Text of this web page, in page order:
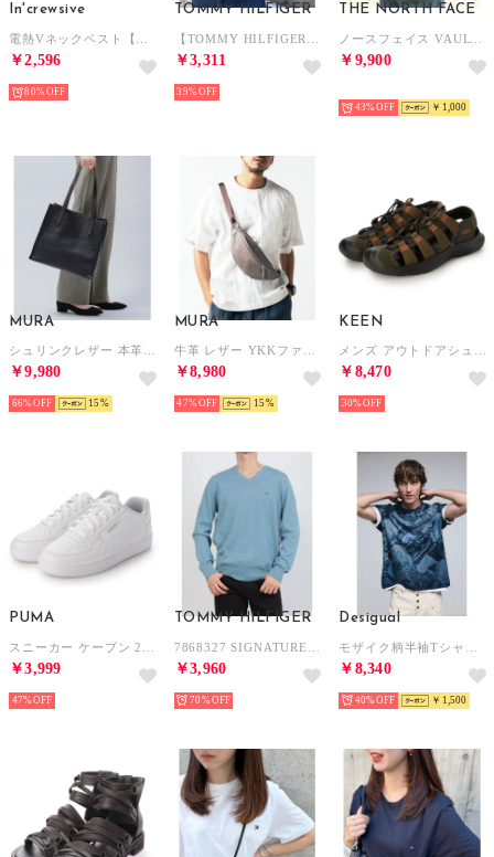
In'crewsive
￥2,596
80%
TOMMY HILFIGER
￥3,311
39%
THE NORTH FACE
￥9,900
43% ￥1,000
MURA
￥9,980
66% 15
MURA
￥8,980
47% 15
KEEN
￥8,470
30%
PUMA
￥3,999
47%
TOMMY HILFIGER
￥3,960
70%
Desigual
￥8,340
40% ￥1,500